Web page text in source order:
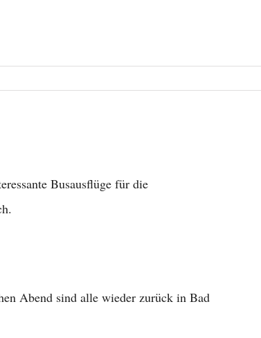
Busausflüge für die
Abend sind alle wieder zurück in Bad